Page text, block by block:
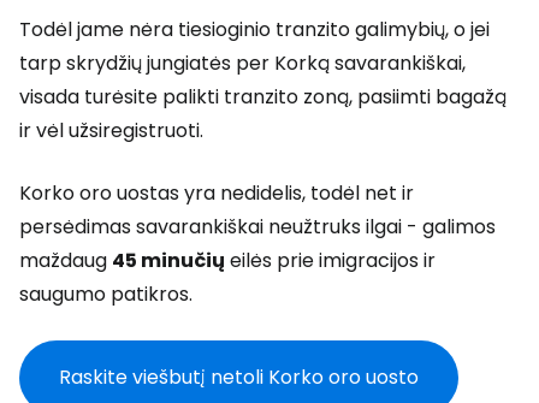
Todėl jame nėra tiesioginio tranzito galimybių, o jei
tarp skrydžių jungiatės per Korką savarankiškai,
visada turėsite palikti tranzito zoną, pasiimti bagažą
ir vėl užsiregistruoti.
Korko oro uostas yra nedidelis, todėl net ir
persėdimas savarankiškai neužtruks ilgai - galimos
maždaug 45 minučių eilės prie imigracijos ir
saugumo patikros.
Raskite viešbutį netoli Korko oro uosto